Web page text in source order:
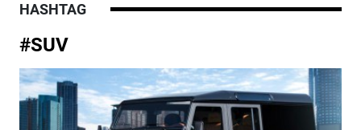
HASHTAG
#SUV